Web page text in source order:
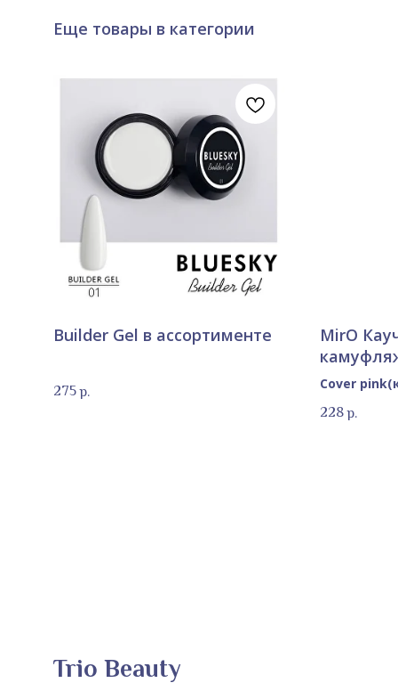
Еще товары в категории
Builder Gel в ассортименте
275р.
MirO
Сover
228р.
Trio Beauty